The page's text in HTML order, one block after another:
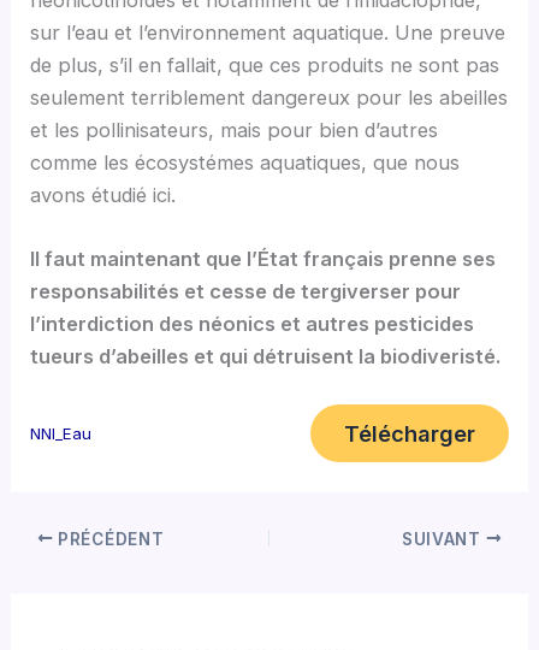
sur l’eau et l’environnement aquatique. Une preuve
de plus, s’il en fallait, que ces produits ne sont pas
seulement terriblement dangereux pour les abeilles
et les pollinisateurs, mais pour bien d’autres
comme les écosystémes aquatiques, que nous
avons étudié ici.
Il faut maintenant que l’État français prenne ses
responsabilités et cesse de tergiverser pour
l’interdiction des néonics et autres pesticides
tueurs d’abeilles et qui détruisent la biodiveristé.
NNI_Eau Télécharger
PRÉCÉDENT SUIVANT